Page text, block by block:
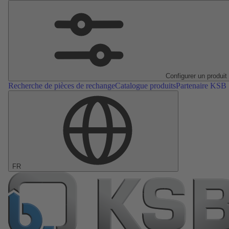
Configurer un produit
Recherche de pièces de rechangeCatalogue produitsPartenaire KSB
FR